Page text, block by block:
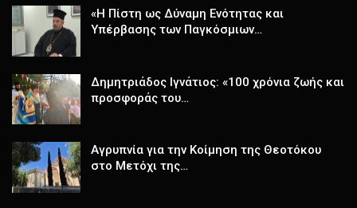
«Η Πίστη ως Δύναμη Ενότητας και
Υπέρβασης των Παγκόσμιων…
Δημητριάδος Ιγνάτιος: «100 χρόνια ζωής και
προσφοράς του…
Αγρυπνία για την Κοίμηση της Θεοτόκου
στο Μετόχι της…